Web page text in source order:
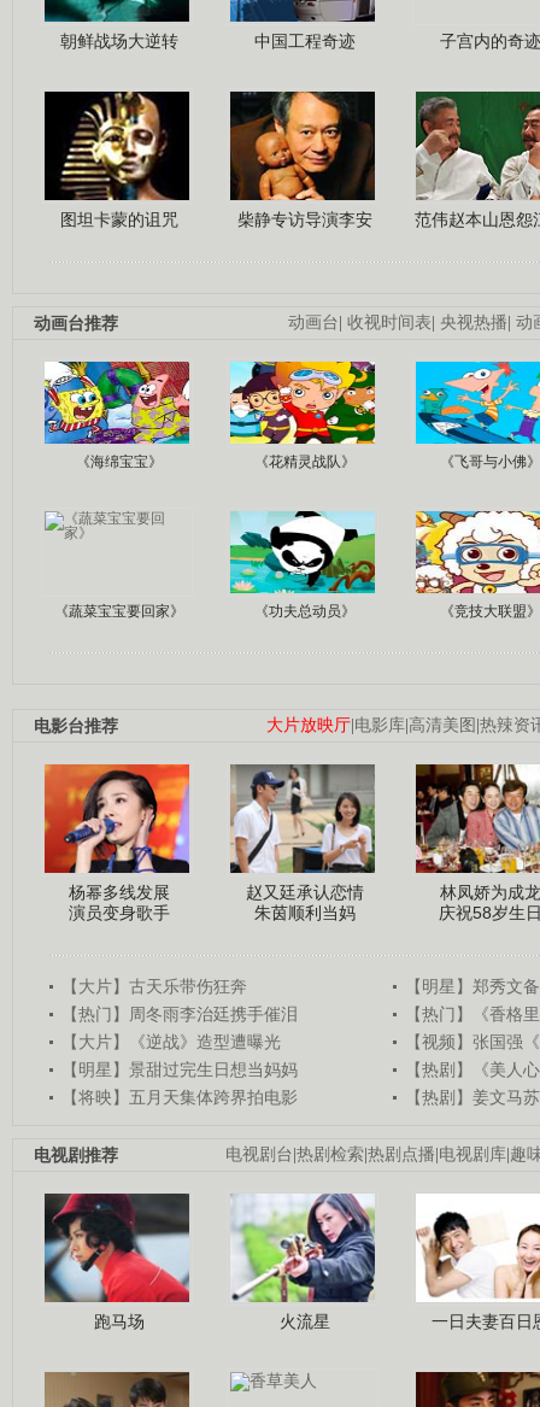
朝鲜战场大逆转 中国工程奇迹 子宫内的奇迹
图坦卡蒙的诅咒 柴静专访导演李安 范伟赵本山恩怨
动画台| 收视时间表| 央视热播| 动
动画台推荐
《海绵宝宝》 《花精灵战队》 《飞哥与小佛》
《蔬菜宝宝要回家》 《功夫总动员》 《竞技大联盟》
大片放映厅|电影库|高清美图 |热辣资
电影台推荐
杨幂多线发展
演员变身歌手
赵又廷承认恋情
朱茵顺利当妈
林凤娇为成龙
庆祝58岁生
【大片】古天乐带伤狂奔
【明星】郑秀文
【热门】周冬雨李治廷携手催泪
【热门】《香格
【大片】《逆战》造型遭曝光
【视频】张国强
【明星】景甜过完生日想当妈妈
【热剧】《美人
【将映】五月天集体跨界拍电影
【热剧】姜文马
电视剧台|热剧检索|热剧点播|电视剧库|趣
电视剧推荐
跑马场 火流星 一日夫妻百日